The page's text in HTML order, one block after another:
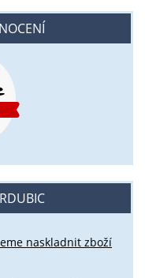
naskladnit zboží